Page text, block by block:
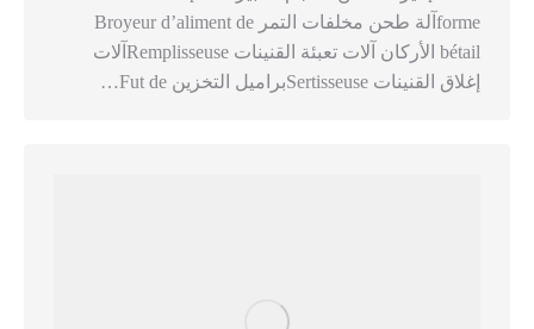
formeآلة طحن مخلفات التمر Broyeur d’aliment de
bétail الأركان آلات تعبئة القنينات Remplisseuseآلات
إغلاق القنينات Sertisseuseبراميل التخزين Fut de…